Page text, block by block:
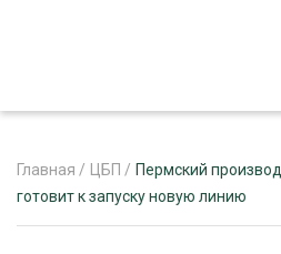
Главная / ЦБП / Пермский
готовит к запуску новую линию